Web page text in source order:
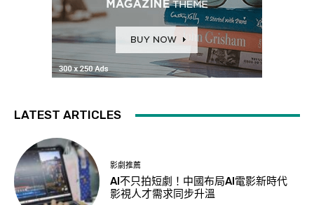
LATEST ARTICLES
影劇推薦
AI不只拍短劇！中國布局AI電影新時代
影視人才需求同步升溫